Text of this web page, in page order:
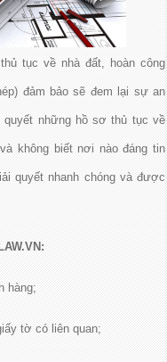
tục về nhà đất, hoàn công
đảm bảo sẽ đem lại sự an
quyết những hồ sơ thủ tục về
không biết nơi nào đáng tin
quyết nhanh chóng và được
hàng;
tờ có liên quan;